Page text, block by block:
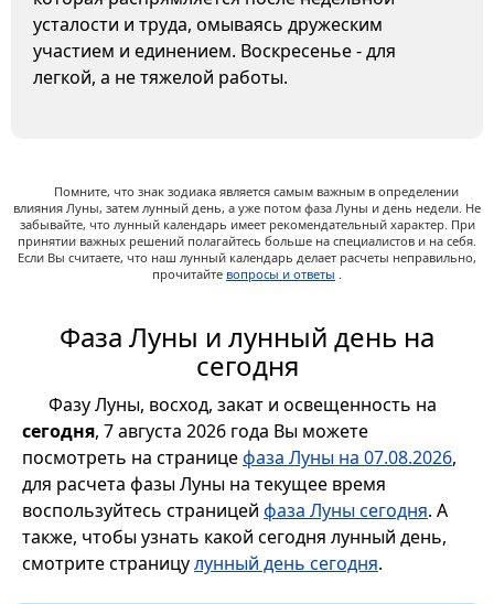
усталости и труда, омываясь дружеским
участием и единением. Воскресенье - для
легкой, а не тяжелой работы.
Помните, что знак зодиака является самым важным в определении
влияния Луны, затем лунный день, а уже потом фаза Луны и день недели. Не
забывайте, что лунный календарь имеет рекомендательный характер. При
принятии важных решений полагайтесь больше на специалистов и на себя.
Если Вы считаете, что наш лунный календарь делает расчеты неправильно,
прочитайте вопросы и ответы .
Фаза Луны и лунный день на
сегодня
Фазу Луны, восход, закат и освещенность на
сегодня, 7 августа 2026 года Вы можете
посмотреть на страницефаза Луны на 07.08.2026,
для расчета фазы Луны на текущее время
воспользуйтесь страницей фаза Луны сегодня. А
также, чтобы узнать какой сегодня лунный день,
смотрите страницулунный день сегодня.